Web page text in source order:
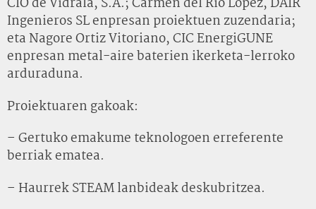
CIO de Vidrala, S.A.; Carmen del Río López, DAIR
Ingenieros SL enpresan proiektuen zuzendaria;
eta Nagore Ortiz Vitoriano, CIC EnergiGUNE
enpresan metal-aire baterien ikerketa-lerroko
arduraduna.
Proiektuaren gakoak:
– Gertuko emakume teknologoen erreferente
berriak ematea.
– Haurrek STEAM lanbideak deskubritzea.